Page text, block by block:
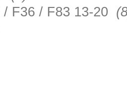
/ F36 / F83 13-20